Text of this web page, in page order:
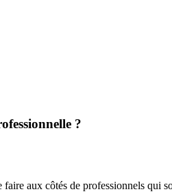
?
aux côtés de professionnels qui